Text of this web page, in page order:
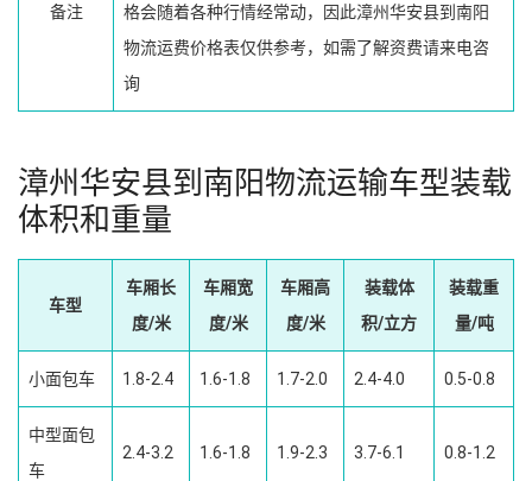
备注
格会随着各种行情经常动，因此漳州华安县到南阳
物流运费价格表仅供参考，如需了解资费请来电咨
询
漳州华安县到南阳物流运输车型装载
体积和重量
车型
车厢长
度/米
车厢宽
度/米
车厢高
度/米
装载体
积/立方
装载重
量/吨
小面包车 1.8-2.4 1.6-1.8 1.7-2.0 2.4-4.0 0.5-0.8
中型面包
车
2.4-3.2 1.6-1.8 1.9-2.3 3.7-6.1 0.8-1.2